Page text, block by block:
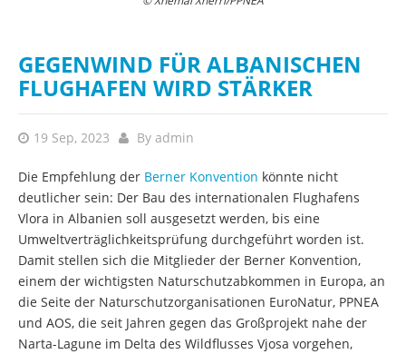
GEGENWIND FÜR ALBANISCHEN
FLUGHAFEN WIRD STÄRKER
19 Sep, 2023 By admin
Die Empfehlung der Berner Konvention könnte nicht
deutlicher sein: Der Bau des internationalen Flughafens
Vlora in Albanien soll ausgesetzt werden, bis eine
Umweltverträglichkeitsprüfung durchgeführt worden ist.
Damit stellen sich die Mitglieder der Berner Konvention,
einem der wichtigsten Naturschutzabkommen in Europa, an
die Seite der Naturschutzorganisationen EuroNatur, PPNEA
und AOS, die seit Jahren gegen das Großprojekt nahe der
Narta-Lagune im Delta des Wildflusses Vjosa vorgehen,